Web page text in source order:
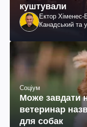
куштували
Ектор Хіменес-
Канадський та
Соціум
Може завдати
ветеринар
для собак